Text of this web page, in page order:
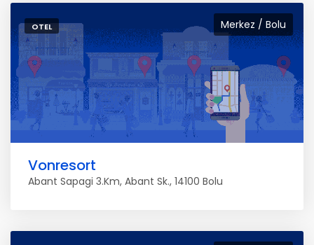
Merkez / Bolu
OTEL
Vonresort
Abant Sapagi 3.Km, Abant Sk., 14100 Bolu